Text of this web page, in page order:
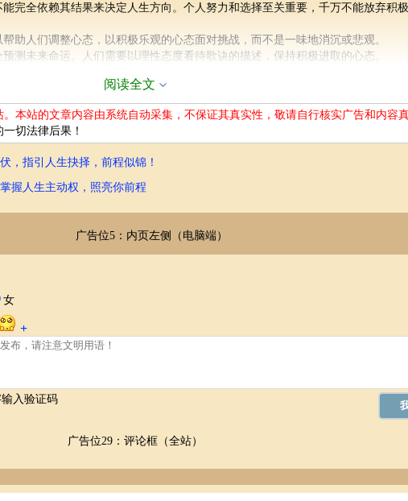
完全依赖其结果来决定人生方向。个人努力和选择至关重要，千万不能放弃积
助人们调整心态，以积极乐观的心态面对挑战，而不是一味地消沉或悲观。
测未来命运。人们需要以理性态度看待歌诀的描述，保持积极进取的心态。
解自身，提前洞察可能遇到的风险，为未来的规划提供一些参考。
出现低谷，那么个人可以提前做好储备，或者积极地采取应对措施，以更好地
开展事业，从而获得更好的发展机会。
姻大事、投资理财，称骨歌诀都可提供一定参考。它提醒人们在关键节点上，要
新技能、开拓新的市场等。通过积极的应对，他可以化解瓶颈，继续获得事业上
，蕴含着丰富的文化内涵。它并非预言，而是指引，帮助人们更好地了解自身，
阅读全文
本站的文章内容由系统自动采集，不保证其真实性，敬请自行核实广告和内容
切法律后果！
，指引人生抉择，前程似锦！
握人生主动权，照亮你前程
广告位5：内页左侧（电脑端）
广告位29：评论框（全站）